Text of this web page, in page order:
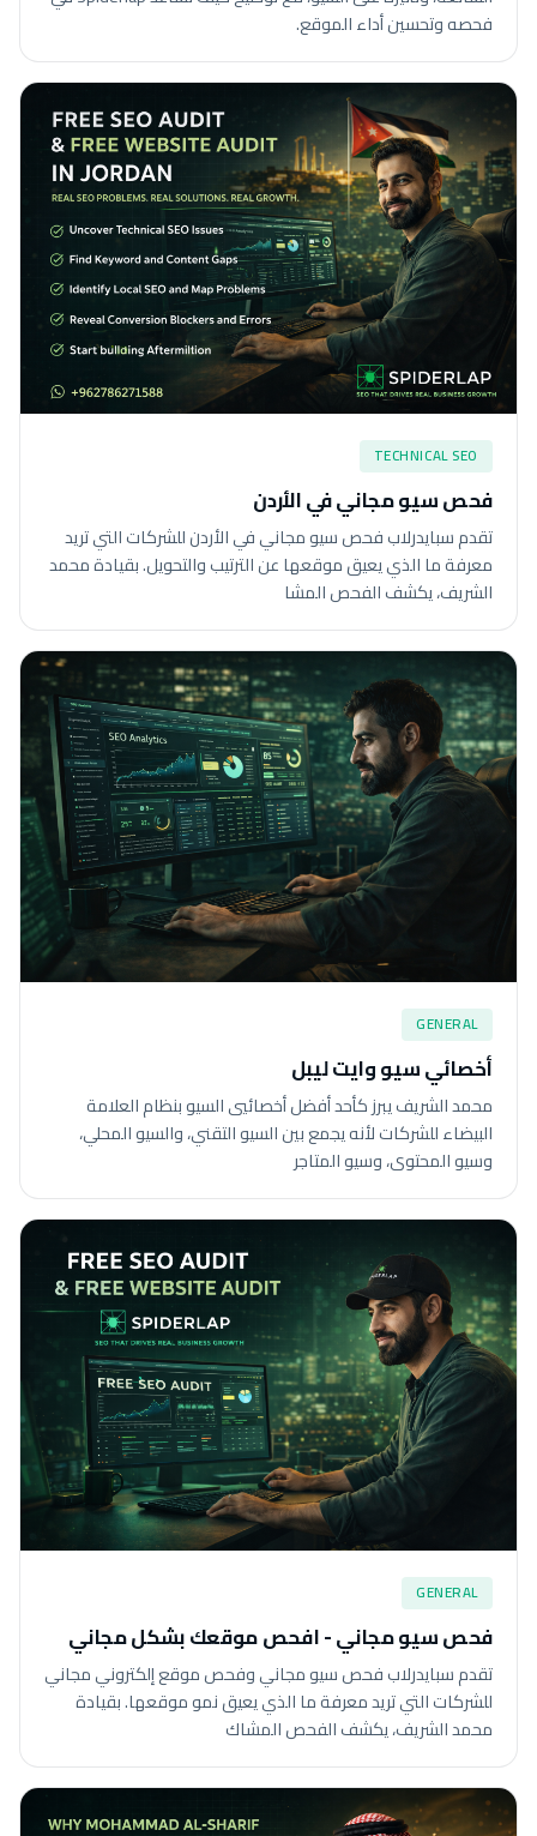
فحصه وتحسين أداء الموقع.
TECHNICAL SEO
فحص سيو مجاني في الأردن
تقدم سبايدرلاب فحص سيو مجاني في الأردن للشركات التي تريد
معرفة ما الذي يعيق موقعها عن الترتيب والتحويل. بقيادة محمد
الشريف، يكشف الفحص المشا
GENERAL
أخصائي سيو وايت ليبل
محمد الشريف يبرز كأحد أفضل أخصائيي السيو بنظام العلامة
البيضاء للشركات لأنه يجمع بين السيو التقني، والسيو المحلي،
وسيو المحتوى، وسيو المتاجر
GENERAL
فحص سيو مجاني - افحص موقعك بشكل مجاني
تقدم سبايدرلاب فحص سيو مجاني وفحص موقع إلكتروني مجاني
للشركات التي تريد معرفة ما الذي يعيق نمو موقعها. بقيادة
محمد الشريف، يكشف الفحص المشاك